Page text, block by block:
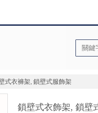
式衣褲架, 鎖壁式服飾架
鎖壁式衣飾架, 鎖壁